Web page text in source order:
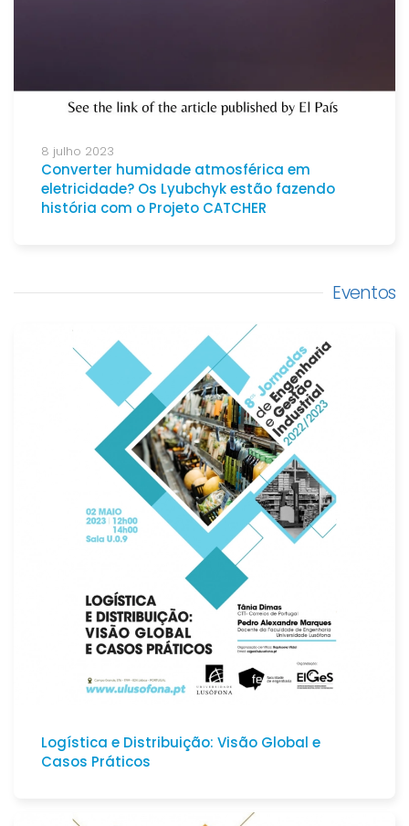
8 julho 2023
Converter humidade atmosférica em
eletricidade? Os Lyubchyk estão fazendo
história com o Projeto CATCHER
Eventos
Logística e Distribuição: Visão Global e
Casos Práticos